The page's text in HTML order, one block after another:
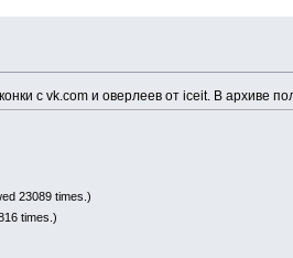
с vk.com и оверлеев от iceit. В архиве
23089 times.)
times.)